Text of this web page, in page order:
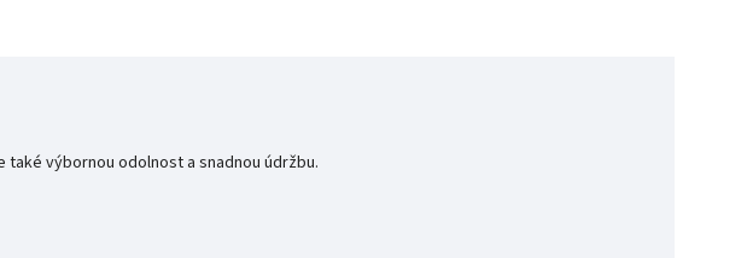
výbornou odolnost a snadnou údržbu.